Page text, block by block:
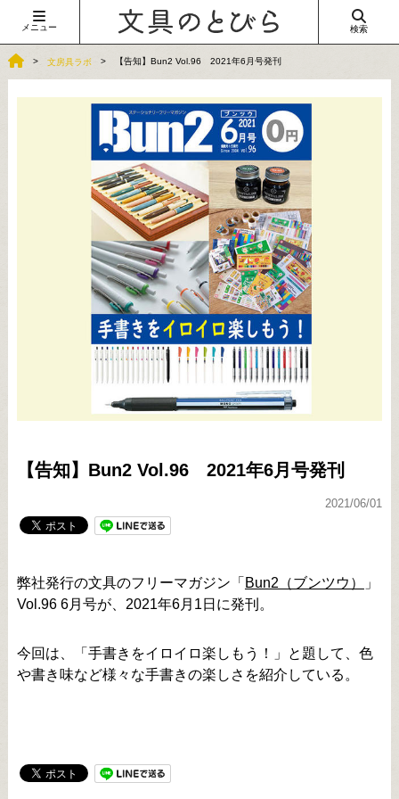
メニュー 検索
文房具ラボ 【告知】Bun2 Vol.96 2021年6月号発刊
【告知】Bun2 Vol.96 2021年6月号発刊
2021/06/01
弊社発行の文具のフリーマガジン「 Bun2（ブンツウ）
」
Vol.96 6月号が、2021年6月1日に発刊。
今回は、「手書きをイロイロ楽しもう！ 」と題して、 色
や書き味など様々な手書きの楽しさを紹介 している。